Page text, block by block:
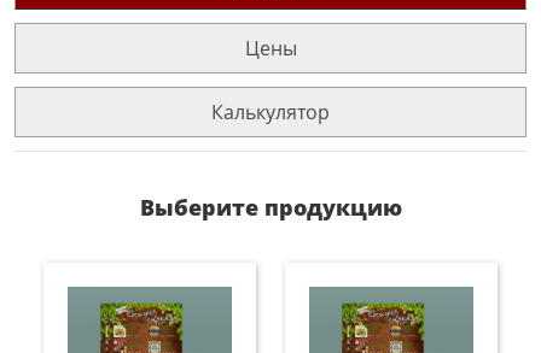
Цены
Калькулятор
Выберите продукцию